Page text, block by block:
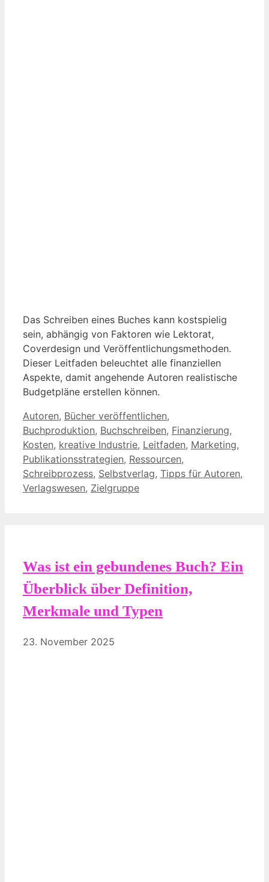
Das Schreiben eines Buches kann kostspielig
sein, abhängig von Faktoren wie Lektorat,
Coverdesign und Veröffentlichungsmethoden.
Dieser Leitfaden beleuchtet alle finanziellen
Aspekte, damit angehende Autoren realistische
Budgetpläne erstellen können.
Kategorien
Autoren, Bücher veröffentlichen,
Buchproduktion, Buchschreiben, Finanzierung,
Kosten, kreative Industrie, Leitfaden, Marketing,
Publikationsstrategien, Ressourcen,
Schreibprozess, Selbstverlag, Tipps für Autoren,
Verlagswesen, Zielgruppe
Was ist ein gebundenes Buch? Ein
Überblick über Definition,
Merkmale und Typen
23. November 2025